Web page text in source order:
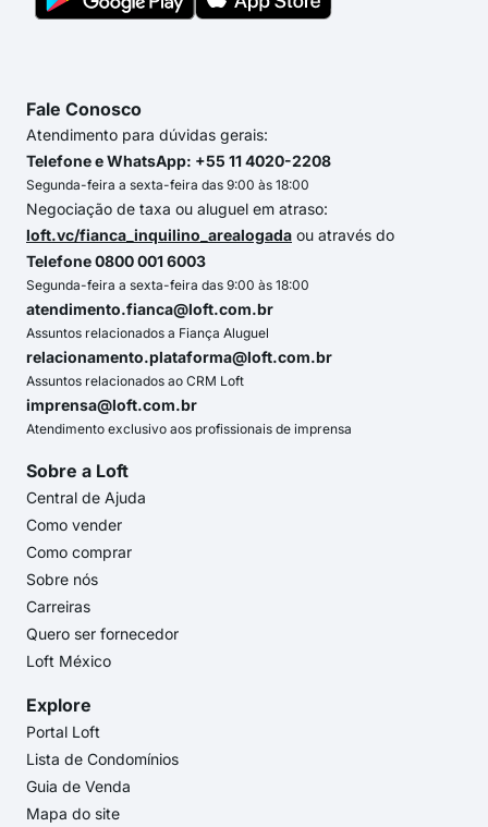
Fale Conosco
Atendimento para dúvidas gerais:
Telefone e WhatsApp: +55 11 4020-2208
Segunda-feira a sexta-feira das 9:00 às 18:00
Negociação de taxa ou aluguel em atraso:
loft.vc/fianca_inquilino_arealogada ou através do
Telefone 0800 001 6003
Segunda-feira a sexta-feira das 9:00 às 18:00
atendimento.fianca@loft.com.br
Assuntos relacionados a Fiança Aluguel
relacionamento.plataforma@loft.com.br
Assuntos relacionados ao CRM Loft
imprensa@loft.com.br
Atendimento exclusivo aos profissionais de imprensa
Sobre a Loft
Central de Ajuda
Como vender
Como comprar
Sobre nós
Carreiras
Quero ser fornecedor
Loft México
Explore
Portal Loft
Lista de Condomínios
Guia de Venda
Mapa do site